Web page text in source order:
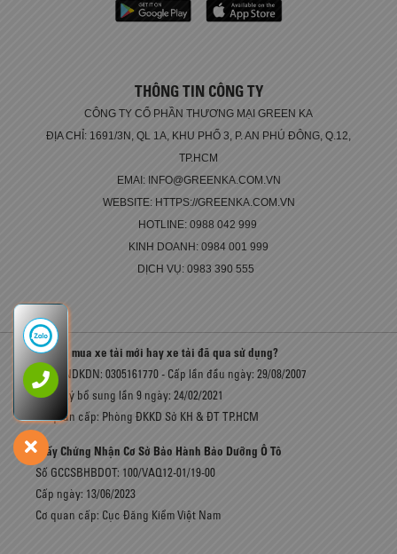
THÔNG TIN CÔNG TY
CÔNG TY CỔ PHẦN THƯƠNG MẠI GREEN KA
ĐỊA CHỈ: 1691/3N, QL 1A, KHU PHỐ 3, P. AN PHÚ ĐÔNG, Q.12,
TP.HCM
EMAI: INFO@GREENKA.COM.VN
WEBSITE: HTTPS://GREENKA.COM.VN
HOTLINE: 0988 042 999
KINH DOANH: 0984 001 999
DỊCH VỤ: 0983 390 555
Có nên mua xe tải mới hay xe tải đã qua sử dụng?
Số GCNDKDN: 0305161770 - Cấp lần đầu ngày: 29/08/2007
Đăng ký bổ sung lần 9 ngày: 24/02/2021
Cơ quan cấp: Phòng ĐKKD Sở KH & ĐT TP.HCM
Giấy Chứng Nhận Cơ Sở Bảo Hành Bảo Dưỡng Ô Tô
Số GCCSBHBDOT: 100/VAQ12-01/19-00
Cấp ngày: 13/06/2023
Cơ quan cấp: Cục Đăng Kiểm Việt Nam